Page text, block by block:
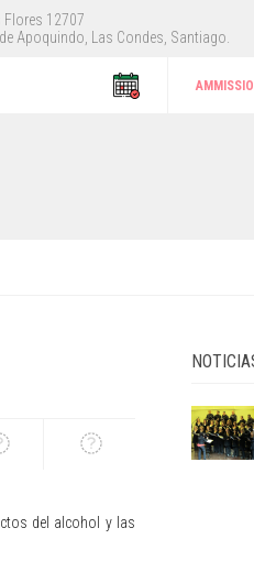
Flores 12707
Apoquindo, Las Condes, Santiago.
del alcohol y las